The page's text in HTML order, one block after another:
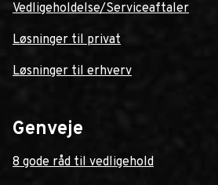
Vedligeholdelse/Serviceaftaler
Løsninger til privat
Løsninger til erhverv
Genveje
8 gode råd til vedligehold